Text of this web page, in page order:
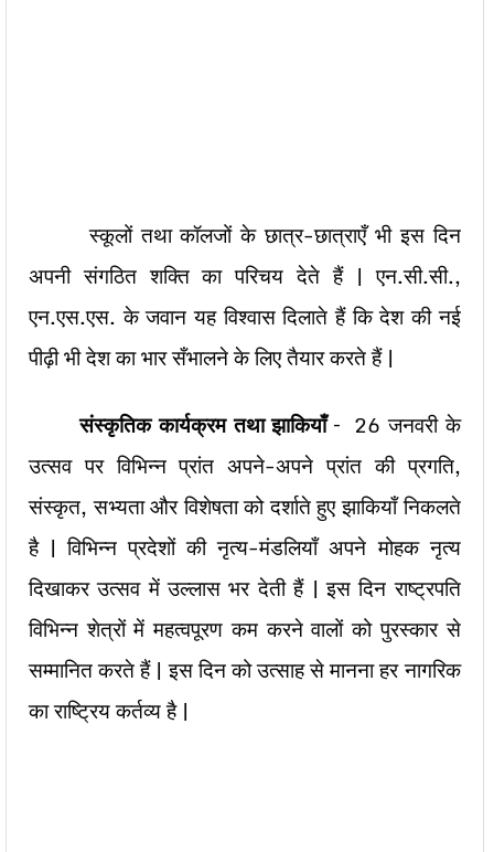
स्कूलों तथा कॉलजों के छात्र-छात्राएँ भी इस दिन
अपनी संगठित शक्ति का परिचय देते हैं | एन.सी.सी.,
एन.एस.एस. के जवान यह विश्वास दिलाते हैं कि देश की नई
पीढ़ी भी देश का भार सँभालने के लिए तैयार करते हैं |
संस्कृतिक कार्यक्रम तथा झाकियाँ– 26 जनवरी के
उत्सव पर विभिन्न प्रांत अपने-अपने प्रांत की प्रगति,
संस्कृत, सभ्यता और विशेषता को दर्शाते हुए झाकियाँ निकलते
है | विभिन्न प्रदेशों की नृत्य-मंडलियाँ अपने मोहक नृत्य
दिखाकर उत्सव में उल्लास भर देती हैं | इस दिन राष्ट्रपति
विभिन्न शेत्रों में महत्वपूरण कम करने वालों को पुरस्कार से
सम्मानित करते हैं | इस दिन को उत्साह से मानना हर नागरिक
का राष्ट्रिय कर्तव्य है |